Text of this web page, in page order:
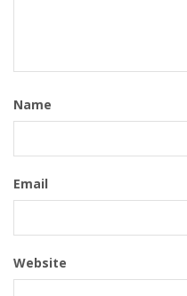
Name
Email
Website